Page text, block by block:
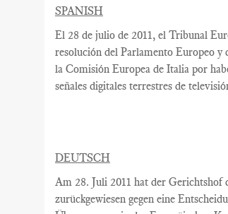
SPANISH
El 28 de julio de 2011, el Tribunal
resolución del Parlamento Europeo y
la Comisión Europea de Italia por
señales digitales terrestres de
DEUTSCH
Am 28. Juli 2011 hat der Gerichtshof
zurückgewiesen gegen eine